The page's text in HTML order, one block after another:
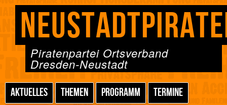
Piratenpartei Ortsverband
Dresden-Neustadt
AKTUELLES THEMEN PROGRAMM
TERMINE